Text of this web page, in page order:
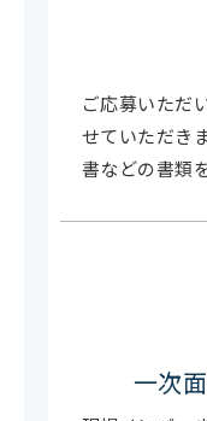
ご応募いただ
せていただき
書などの書類
一次